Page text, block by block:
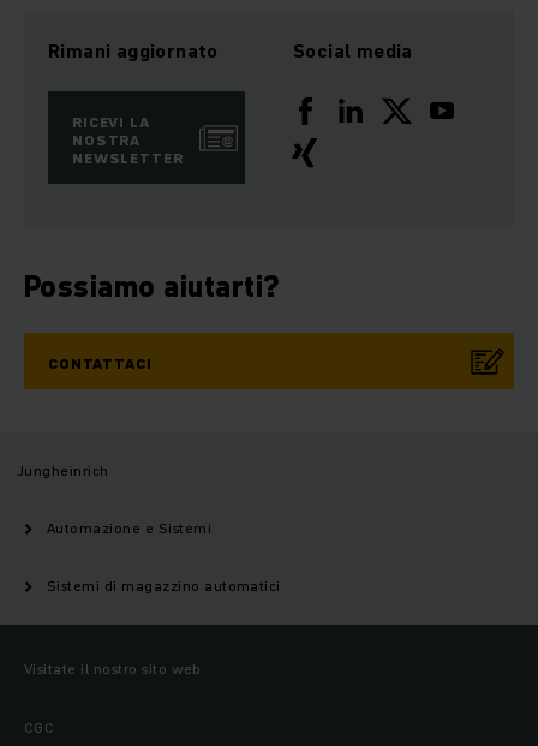
Rimani aggiornato
RICEVI LA
NOSTRA
NEWSLETTER
Social media
Possiamo aiutarti?
CONTATTACI
Jungheinrich
Automazione e Sistemi
Sistemi di magazzino automatici
Visitate il nostro sito web
CGC